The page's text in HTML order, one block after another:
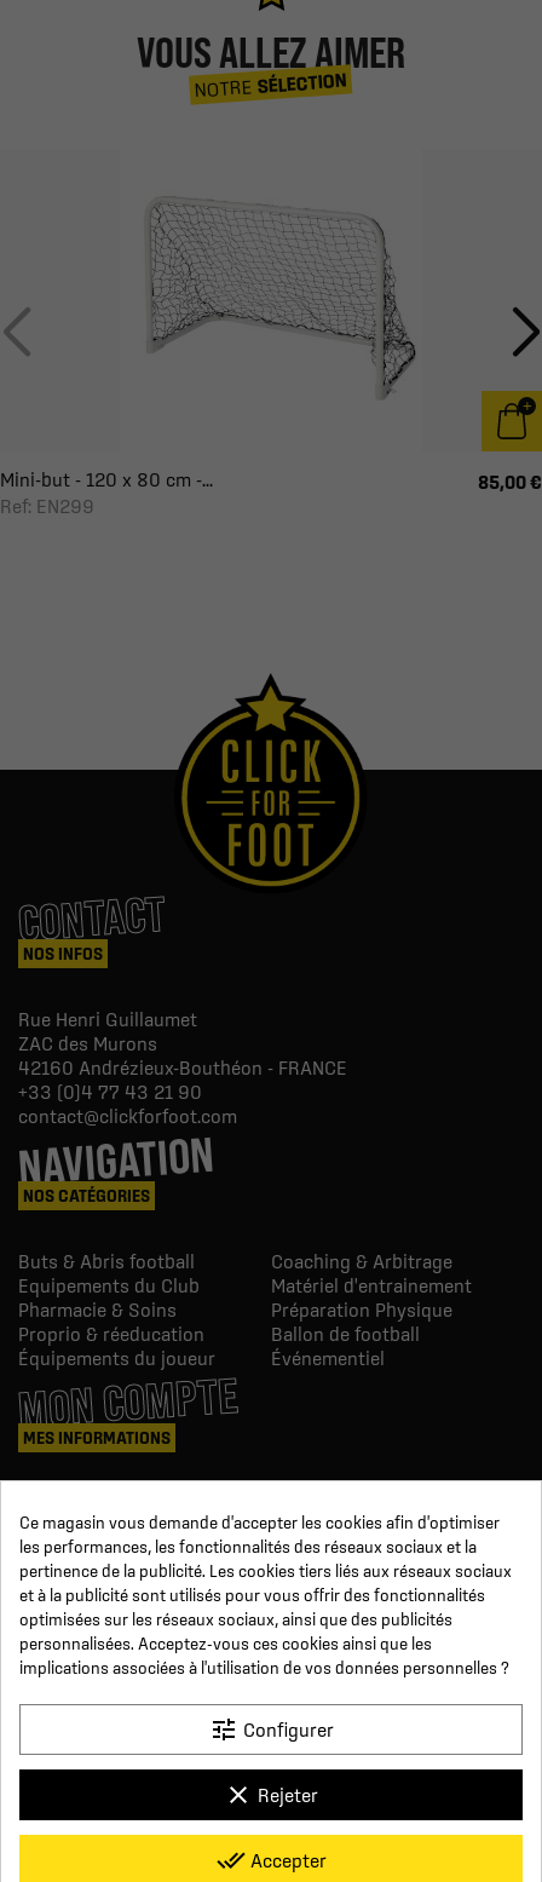
VOUS ALLEZ AIMER
NOTRESÉLECTION
Mini-but - 120 x 80 cm -...
Ref: EN299
85,00 €
CONTACT
NOS INFOS
Rue Henri Guillaumet
ZAC des Murons
42160 Andrézieux-Bouthéon - FRANCE
+33 (0)4 77 43 21 90
contact@clickforfoot.com
NAVIGATION
NOS CATÉGORIES
Buts & Abris football
Coaching & Arbitrage
Equipements du Club
Matériel d'entrainement
Pharmacie & Soins
Préparation Physique
Proprio & réeducation
Ballon de football
Équipements du joueur
Événementiel
MON COMPTE
MES INFORMATIONS
Avoirs
Informations
Suivi de commande
Devenez revendeur
NOUS SUIVRE
SUR LES RÉSEAUX
Conditions générales de vente
Paiement sécurisé
Click For Foot x
Ce magasin vous demande d'accepter les cookies afin d'optimiser
les performances, les fonctionnalités des réseaux sociaux et la
pertinence de la publicité. Les cookies tiers liés aux réseaux sociaux
et à la publicité sont utilisés pour vous offrir des fonctionnalités
optimisées sur les réseaux sociaux, ainsi que des publicités
personnalisées. Acceptez-vous ces cookies ainsi que les
implications associées à l'utilisation de vos données personnelles ?
tune Configurer
clear Rejeter
done_all Accepter